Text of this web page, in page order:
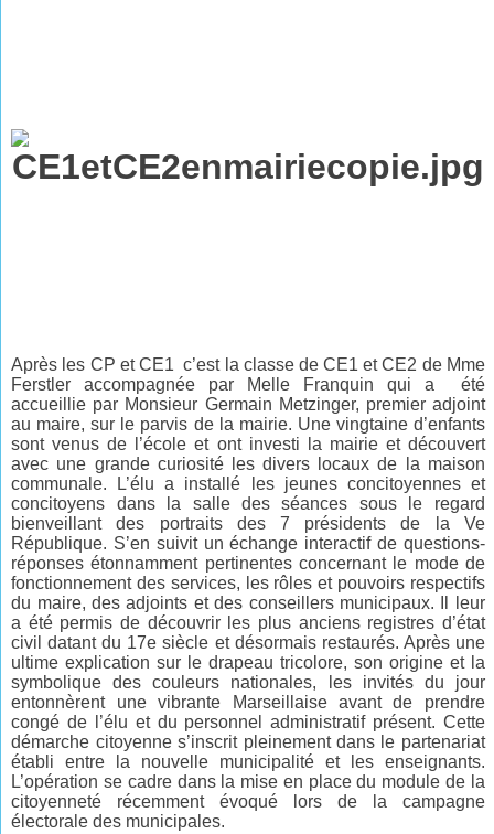
Après les CP et CE1 c’est la classe de CE1 et CE2 de Mme
Ferstler accompagnée par Melle Franquin qui a été
accueillie par Monsieur Germain Metzinger, premier adjoint
au maire, sur le parvis de la mairie. Une vingtaine d’enfants
sont venus de l’école et ont investi la mairie et découvert
avec une grande curiosité les divers locaux de la maison
communale. L’élu a installé les jeunes concitoyennes et
concitoyens dans la salle des séances sous le regard
bienveillant des portraits des 7 présidents de la Ve
République. S’en suivit un échange interactif de questions-
réponses étonnamment pertinentes concernant le mode de
fonctionnement des services, les rôles et pouvoirs respectifs
du maire, des adjoints et des conseillers municipaux. Il leur
a été permis de découvrir les plus anciens registres d’état
civil datant du 17e siècle et désormais restaurés. Après une
ultime explication sur le drapeau tricolore, son origine et la
symbolique des couleurs nationales, les invités du jour
entonnèrent une vibrante Marseillaise avant de prendre
congé de l’élu et du personnel administratif présent. Cette
démarche citoyenne s’inscrit pleinement dans le partenariat
établi entre la nouvelle municipalité et les enseignants.
L’opération se cadre dans la mise en place du module de la
citoyenneté récemment évoqué lors de la campagne
électorale des municipales.